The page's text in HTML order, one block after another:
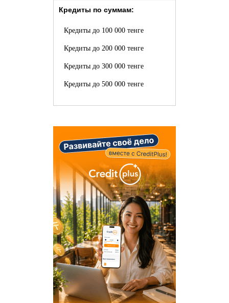
Кредиты по суммам:
Кредиты до 100 000 тенге
Кредиты до 200 000 тенге
Кредиты до 300 000 тенге
Кредиты до 500 000 тенге